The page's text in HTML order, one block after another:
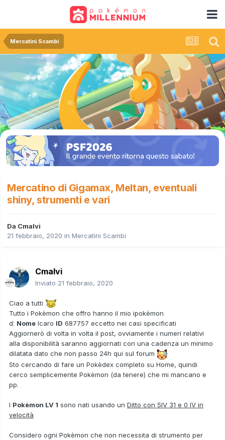
Mercatini Scambi
Mercatino di Gigamax, Meltan, eventuali
shiny, strumenti e vari
Da Cmalvi
21 febbraio, 2020 in Mercatini Scambi
Cmalvi
Inviato 21 febbraio, 2020
Ciao a tutti
Tutto i Pokèmon che offro hanno il mio ipokèmon
d: Nome Icaro ID 687757 eccetto nei casi specificati
Aggiornerò di volta in volta il post, ovviamente i numeri relativi
alla disponibilità saranno aggiornati con una cadenza un minimo
dilatata dato che non passo 24h qui sul forum
Sto cercando di fare un Pokèdex completo su Home, quindi
cerco semplicemente Pokèmon (da tenere) che mi mancano e
pp.
I Pokèmon LV 1 sono nati usando un Ditto con 5IV 31 e 0 IV in
velocità
Considero ogni Pokèmon che non necessita di strumento per